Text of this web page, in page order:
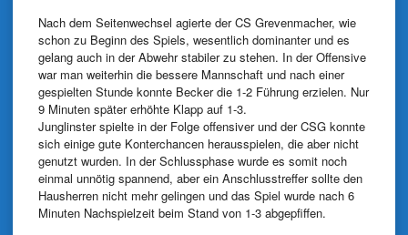
Nach dem Seitenwechsel agierte der CS Grevenmacher, wie
schon zu Beginn des Spiels, wesentlich dominanter und es
gelang auch in der Abwehr stabiler zu stehen. In der Offensive
war man weiterhin die bessere Mannschaft und nach einer
gespielten Stunde konnte Becker die 1-2 Führung erzielen. Nur
9 Minuten später erhöhte Klapp auf 1-3.
Junglinster spielte in der Folge offensiver und der CSG konnte
sich einige gute Konterchancen herausspielen, die aber nicht
genutzt wurden. In der Schlussphase wurde es somit noch
einmal unnötig spannend, aber ein Anschlusstreffer sollte den
Hausherren nicht mehr gelingen und das Spiel wurde nach 6
Minuten Nachspielzeit beim Stand von 1-3 abgepfiffen.